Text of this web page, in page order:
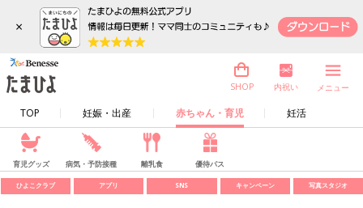
×
TOP 妊娠・出産 赤ちゃん・育児 妊活
SHOP 内祝い メニュー
育児グッズ 病気・予防接種 離乳食 優待パス
ひよこクラブ アプリ SNS キャンペーン 写真スタジオ